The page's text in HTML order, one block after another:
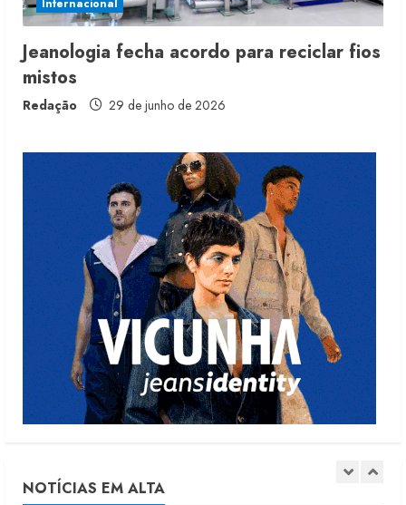
Internacional
Jeanologia fecha acordo para reciclar fios
mistos
Redação 29 de junho de 2026
NOTÍCIAS EM ALTA
3
5 de agosto de 2026
receita em 2026
5
Projeto testa passaporte digital na
moda nacional
4 de agosto de 2026
1
Dia dos Pais reforça retomada da
moda no varejo
7 de agosto de 2026
2
6 de agosto de 2026